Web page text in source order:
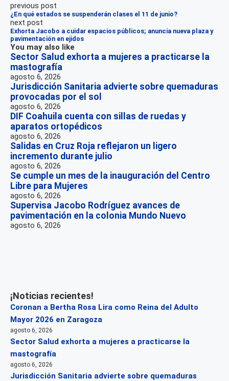
previous post
¿En qué estados se suspenderán clases el 11 de junio?
next post
Exhorta Jacobo a cuidar espacios públicos; anuncia nueva plaza y
pavimentación en ejidos
You may also like
Sector Salud exhorta a mujeres a practicarse la
mastografía
agosto 6, 2026
Jurisdicción Sanitaria advierte sobre quemaduras
provocadas por el sol
agosto 6, 2026
DIF Coahuila cuenta con sillas de ruedas y
aparatos ortopédicos
agosto 6, 2026
Salidas en Cruz Roja reflejaron un ligero
incremento durante julio
agosto 6, 2026
Se cumple un mes de la inauguración del Centro
Libre para Mujeres
agosto 6, 2026
Supervisa Jacobo Rodríguez avances de
pavimentación en la colonia Mundo Nuevo
agosto 6, 2026
¡Noticias recientes!
Coronan a Bertha Rosa Lira como Reina del Adulto
Mayor 2026 en Zaragoza
agosto 6, 2026
Sector Salud exhorta a mujeres a practicarse la
mastografía
agosto 6, 2026
Jurisdicción Sanitaria advierte sobre quemaduras